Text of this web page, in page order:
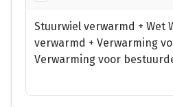
Stuurwiel verwarmd + Wet
verwarmd + Verwarming
Verwarming voor